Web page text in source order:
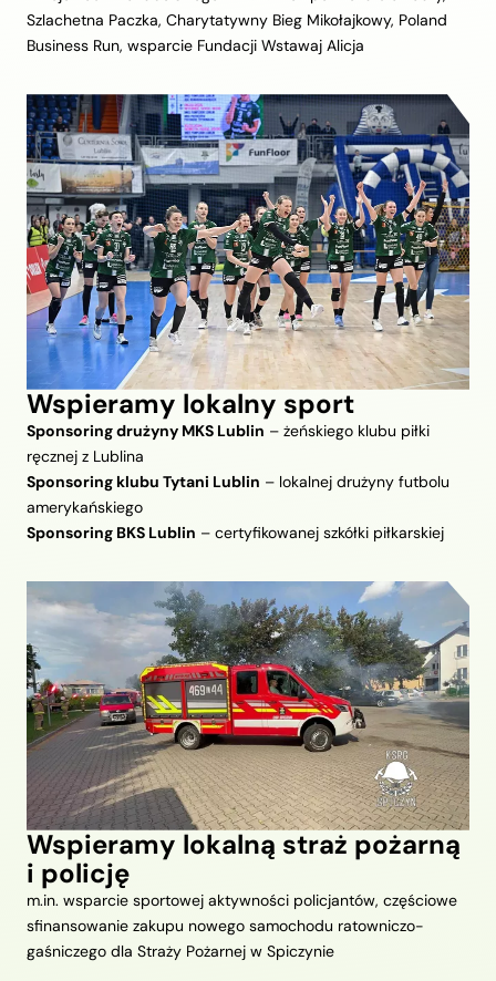
Szlachetna Paczka, Charytatywny Bieg Mikołajkowy, Poland
Business Run, wsparcie Fundacji Wstawaj Alicja
Wspieramy lokalny sport
Sponsoring drużyny MKS Lublin – żeńskiego klubu piłki
ręcznej z Lublina
Sponsoring klubu Tytani Lublin – lokalnej drużyny futbolu
amerykańskiego
Sponsoring BKS Lublin – certyfikowanej szkółki piłkarskiej
Wspieramy lokalną straż pożarną
i policję
m.in. wsparcie sportowej aktywności policjantów, częściowe
sfinansowanie zakupu nowego samochodu ratowniczo-
gaśniczego dla Straży Pożarnej w Spiczynie